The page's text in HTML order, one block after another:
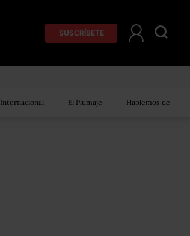
SUSCRÍBETE
Internacional El Plumaje Hablemos de